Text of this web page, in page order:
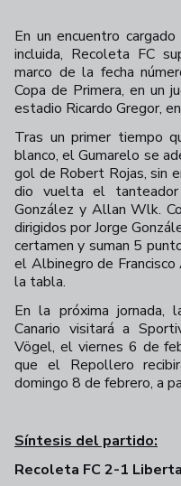
En un encuentro
incluida, Recoleta FC
marco de la fecha
Copa de Primera, en un
estadio Ricardo Gregor,
Tras un primer tiempo
blanco, el Gumarelo se
gol de Robert Rojas, sin
dio vuelta el
González y Allan Wlk.
dirigidos por Jorge
certamen y suman 5
el Albinegro de Francisco
la tabla.
En la próxima jornada,
Canario visitará a
Vögel, el viernes 6 de
que el Repollero
domingo 8 de febrero, a
Síntesis del partido:
Recoleta FC 2-1